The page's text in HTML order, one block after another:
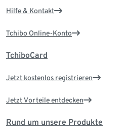
Hilfe & Kontakt
Tchibo Online-Konto
TchiboCard
Jetzt kostenlos registrieren
Jetzt Vorteile entdecken
Rund um unsere Produkte